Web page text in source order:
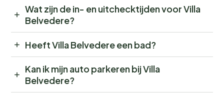
Wat zijn de in- en uitchecktijden voor Villa
Belvedere?
Heeft Villa Belvedere een bad?
Kan ik mijn auto parkeren bij Villa
Belvedere?